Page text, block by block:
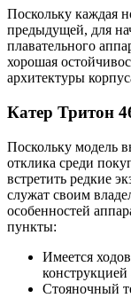
Поскольку каждая
предыдущей, для
плавательного
хорошая
архитектуры
Катер Тритон
Поскольку модель
отклика среди
встретить редкие
служат своим
особенностей
пункты:
Имеется
конструкцией
Стояночный